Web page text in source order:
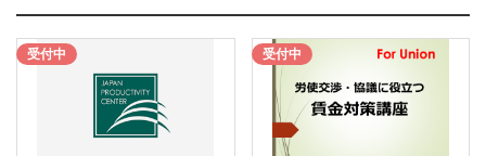
受付中 受付中